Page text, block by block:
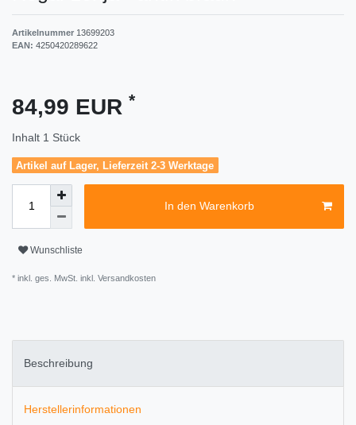
Artikelnummer 13699203
EAN: 4250420289622
84,99 EUR *
Inhalt 1 Stück
Artikel auf Lager, Lieferzeit 2-3 Werktage
In den Warenkorb
Wunschliste
* inkl. ges. MwSt. inkl. Versandkosten
Beschreibung
Herstellerinformationen